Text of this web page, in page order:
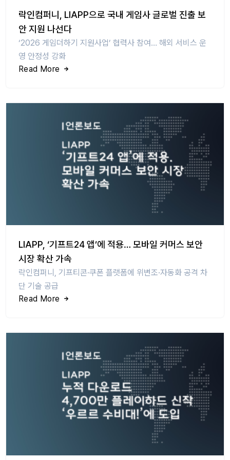
락인컴퍼니, LIAPP으로 국내 게임사 글로벌 진출 보
안 지원 나선다
‘2026 게임더하기 지원사업’ 협력사 참여… 해외 서비스 운
영 안정성 강화
Read More
LIAPP, ‘기프트24 앱’에 적용… 모바일 커머스 보안
시장 확산 가속
락인컴퍼니, 기프티콘·쿠폰 플랫폼에 위변조·자동화 공격 차
단 기술 공급
Read More